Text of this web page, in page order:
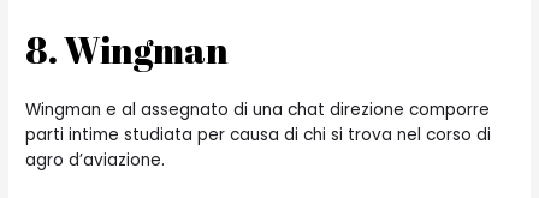
8. Wingman
Wingman e al assegnato di una chat direzione comporre
parti intime studiata per causa di chi si trova nel corso di
agro d’aviazione.